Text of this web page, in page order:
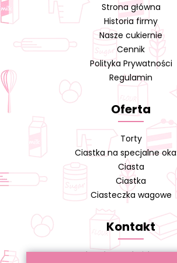
Strona główna
Historia firmy
Nasze cukiernie
Cennik
Polityka Prywatności
Regulamin
Oferta
Torty
Ciastka na specjalne
Ciasta
Ciastka
Ciasteczka wagowe
Kontakt
Cukiernia A.